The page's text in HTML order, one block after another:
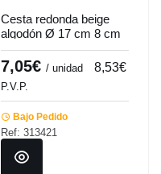
Cesta redonda beige
algodón Ø 17 cm 8 cm
Artiss Pro.mundi
7,05€ / unidad 8,53€
P.V.P.
Bajo Pedido
Ref: 313421